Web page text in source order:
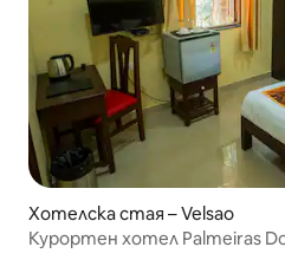
Хотелска стая – Velsao
Курортен хотел Palmeiras